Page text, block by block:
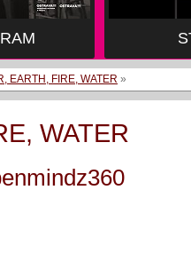
EARTH, FIRE, WATER »
WATER